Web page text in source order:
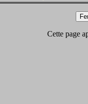
Cette page